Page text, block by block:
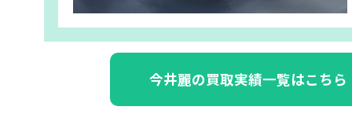
今井麗の買取実績一覧はこちら